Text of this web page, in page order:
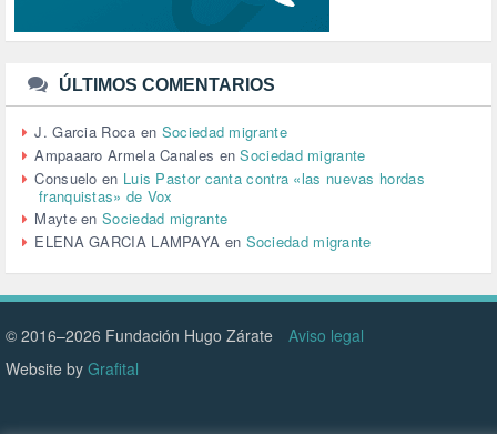
TTIP (6)
URBANISMO (1)
URBANIZACIÓN (1)
VEJEZ (1)
VENEZUELA (3)
VENEZULA (1)
VIAJES (1)
VIOLENCIA (2)
VIOLENCIA DE GÉNERO (223)
VIVIENDA (9)
VOLODIMIR ZELENSKY (1)
ÚLTIMOS COMENTARIOS
J. Garcia Roca en Sociedad migrante
Ampaaaro Armela Canales enSociedad migrante
Consuelo en Luis Pastor canta contra «las nuevas hordas
franquistas» de Vox
MayteenSociedad migrante
ELENA GARCIA LAMPAYA en Sociedad migrante
© 2016–2026 Fundación Hugo Zárate
Aviso legal
Website by Grafital